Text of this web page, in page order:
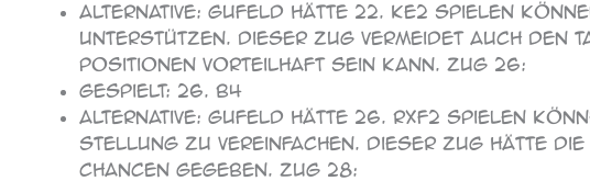
Alternative: Gufeld hätte 22. Ke2 spielen
unterstützen. Dieser Zug vermeidet auch den
Positionen vorteilhaft sein kann. Zug 26:
Gespielt: 26. b4
Alternative: Gufeld hätte 26. Rxf2 spielen
Stellung zu vereinfachen. Dieser Zug hätte
Chancen gegeben. Zug 28: